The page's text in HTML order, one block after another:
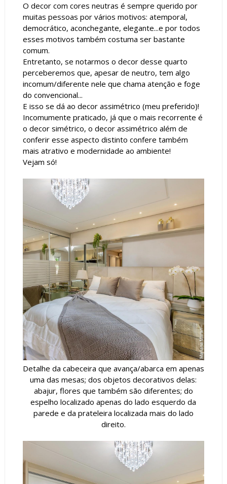
O decor com cores neutras é sempre querido por
muitas pessoas por vários motivos: atemporal,
democrático, aconchegante, elegante...e por todos
esses motivos também costuma ser bastante
comum.
Entretanto, se notarmos o decor desse quarto
perceberemos que, apesar de neutro, tem algo
incomum/diferente nele que chama atenção e foge
do convencional...
E isso se dá ao decor assimétrico (meu preferido)!
Incomumente praticado, já que o mais recorrente é
o decor simétrico, o decor assimétrico além de
conferir esse aspecto distinto confere também
mais atrativo e modernidade ao ambiente!
Vejam só!
Detalhe da cabeceira que avança/abarca em apenas
uma das mesas; dos objetos decorativos delas:
abajur, flores que também são diferentes; do
espelho localizado apenas do lado esquerdo da
parede e da prateleira localizada mais do lado
direito.